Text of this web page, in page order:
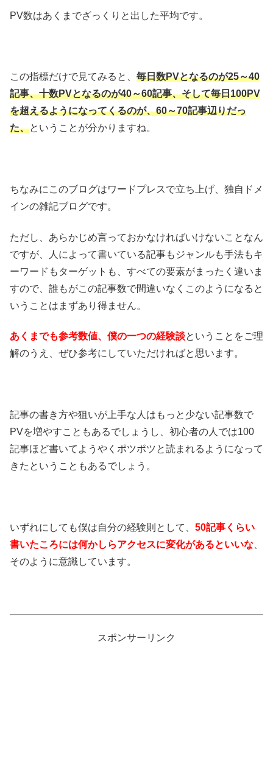
PV数はあくまでざっくりと出した平均です。
この指標だけで見てみると、 毎日数PVとなるのが25～40
記事、十数PVとなるのが40～60記事、そして毎日100PV
を超えるようになってくるのが、60～70記事辺りだっ
た、ということが分かりますね。
ちなみにこのブログはワードプレスで立ち上げ、独自ドメ
インの雑記ブログです。
ただし、あらかじめ言っておかなければいけないことなん
ですが、人によって書いている記事もジャンルも手法もキ
ーワードもターゲットも、すべての要素がまったく違いま
すので、誰もがこの記事数で間違いなくこのようになると
いうことはまずあり得ません。
あくまでも参考数値、僕の一つの経験談ということをご理
解のうえ、ぜひ参考にしていただければと思います。
記事の書き方や狙いが上手な人はもっと少ない記事数で
PVを増やすこともあるでしょうし、初心者の人では100
記事ほど書いてようやくポツポツと読まれるようになって
きたということもあるでしょう。
いずれにしても僕は自分の経験則として、 50記事くらい
書いたころには何かしらアクセスに変化があるといいな
そのように意識しています。
スポンサーリンク